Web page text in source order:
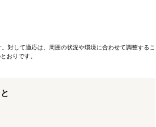
対して適応は、周囲の状況や環境に合わせて調整するこ
おりです。